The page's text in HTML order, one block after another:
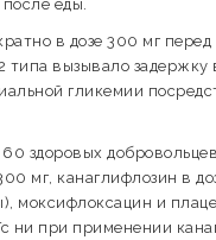
еды.
в дозе 300 мг
типа вызывало задержку
гликемии
здоровых
мг, канаглифлозин в
моксифлоксацин и
ни при применении